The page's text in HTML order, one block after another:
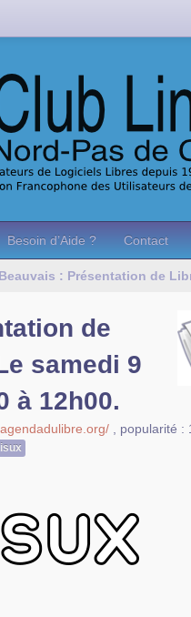
Besoin d’Aide ? Contact
Beauvais : Présentation de
de
samedi 9
à 12h00.
popularité :